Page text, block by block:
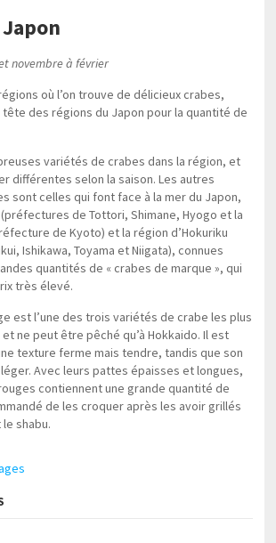
novembre à février
où l’on trouve de délicieux crabes,
des régions du Japon pour la quantité de
variétés de crabes dans la région, et
différentes selon la saison. Les autres
sont celles qui font face à la mer du Japon,
de Tottori, Shimane, Hyogo et la
de Kyoto) et la région d’Hokuriku
Ishikawa, Toyama et Niigata), connues
quantités de « crabes de marque », qui
très élevé.
est l’une des trois variétés de crabe les plus
ne peut être pêché qu’à Hokkaido. Il est
texture ferme mais tendre, tandis que son
Avec leurs pattes épaisses et longues,
contiennent une grande quantité de
de les croquer après les avoir grillés
shabu.